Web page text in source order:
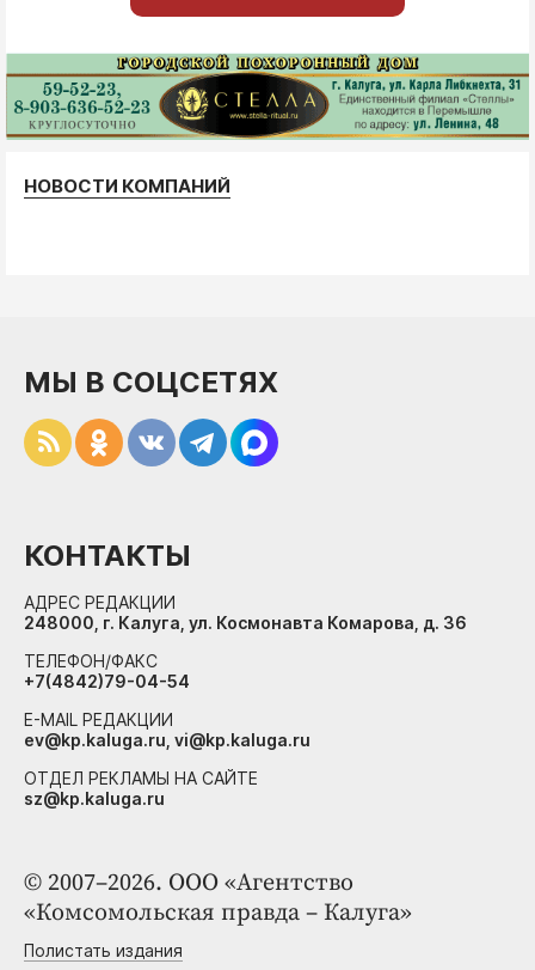
НОВОСТИ КОМПАНИЙ
© 2007–2026. ООО «Агентство
«Комсомольская правда – Калуга»
Полистать издания
МЫ В СОЦСЕТЯХ
КОНТАКТЫ
АДРЕС РЕДАКЦИИ
248000, г. Калуга, ул. Космонавта Комарова, д. 36
ТЕЛЕФОН/ФАКС
+7(4842)79-04-54
E-MAIL РЕДАКЦИИ
ev@kp.kaluga.ru, vi@kp.kaluga.ru
ОТДЕЛ РЕКЛАМЫ НА САЙТЕ
sz@kp.kaluga.ru